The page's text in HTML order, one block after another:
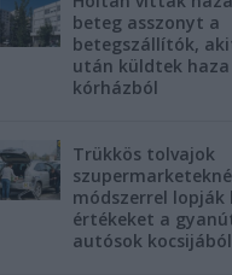
beteg asszonyt a
betegszállítók,
után küldtek
kórházból
Trükkös tolvajok
módszerrel lopják
értékeket a
autósok kocsijából